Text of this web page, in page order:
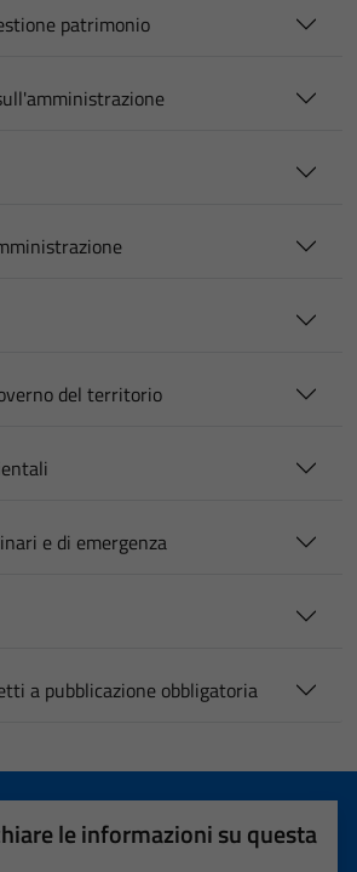
patrimonio
del territorio
e di emergenza
a pubblicazione obbligatoria
le informazioni su questa